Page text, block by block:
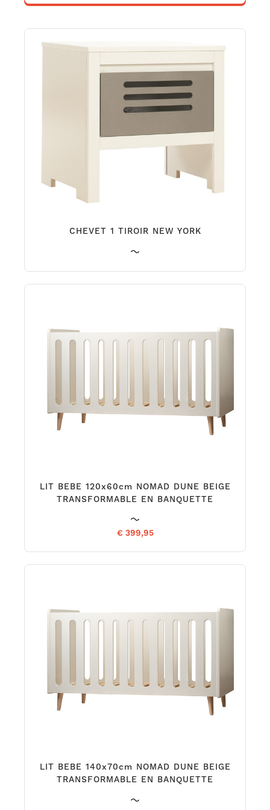
CHEVET 1 TIROIR NEW YORK
LIT BEBE 120x60cm NOMAD DUNE BEIGE
TRANSFORMABLE EN BANQUETTE
€ 399,95
LIT BEBE 140x70cm NOMAD DUNE BEIGE
TRANSFORMABLE EN BANQUETTE